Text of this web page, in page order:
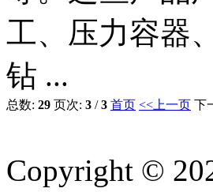
工、压力容器
钻 ...
总数: 29 页次: 3 /3 首页 <<上一页 下
Copyright ©